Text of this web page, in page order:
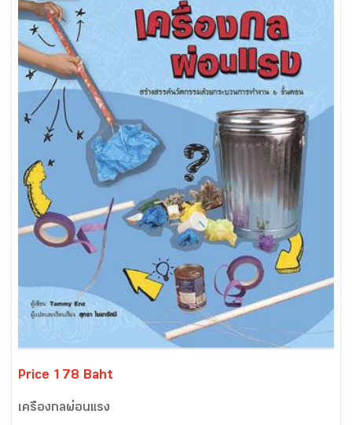
Price 178 Baht
เครื่องกลผ่อนแรง